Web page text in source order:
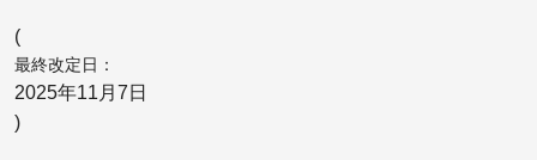
最終改定日
2025年11月7日